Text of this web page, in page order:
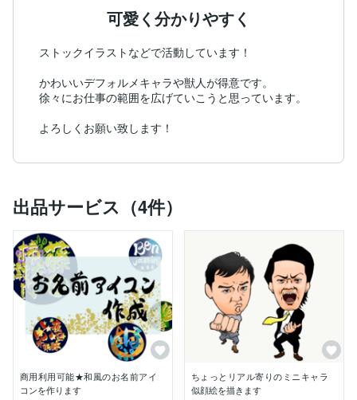
可愛く分かりやすく
ストックイラストなどで活動しています！
かわいいデフォルメキャラや獣人が得意です。
徐々にお仕事の範囲を広げていこうと思っています。
よろしくお願い致します！
出品サービス（4件）
商用利用可能★和風のお名前アイ
コンを作ります
ちょっとリアル寄りのミニキャラ
似顔絵を描きます